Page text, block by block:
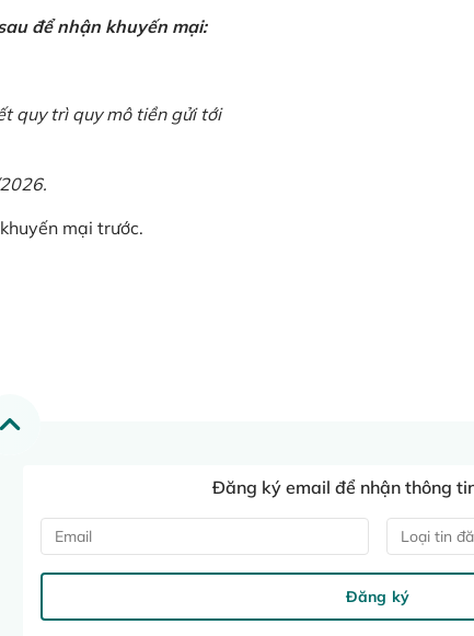
để nhận khuyến mại:
quy trì quy mô tiền gửi tới
mại trước.
Đăng ký email để nhận thông
Loại tin
Đăng ký